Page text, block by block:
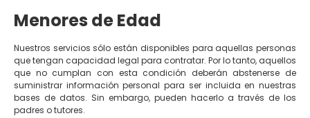
Menores de Edad
Nuestros servicios sólo están disponibles para aquellas personas
que tengan capacidad legal para contratar. Por lo tanto, aquellos
que no cumplan con esta condición deberán abstenerse de
suministrar información personal para ser incluida en nuestras
bases de datos. Sin embargo, pueden hacerlo a través de los
padres o tutores.